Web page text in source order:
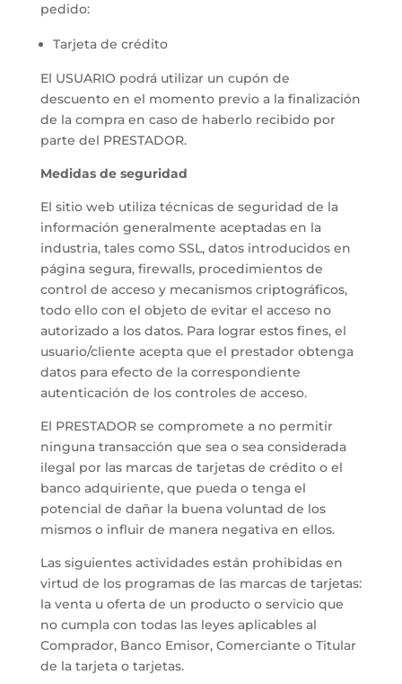
pedido:
Tarjeta de crédito
El USUARIO podrá utilizar un cupón de
descuento en el momento previo a la finalización
de la compra en caso de haberlo recibido por
parte del PRESTADOR.
Medidas de seguridad
El sitio web utiliza técnicas de seguridad de la
información generalmente aceptadas en la
industria, tales como SSL, datos introducidos en
página segura, firewalls, procedimientos de
control de acceso y mecanismos criptográficos,
todo ello con el objeto de evitar el acceso no
autorizado a los datos. Para lograr estos fines, el
usuario/cliente acepta que el prestador obtenga
datos para efecto de la correspondiente
autenticación de los controles de acceso.
El PRESTADOR se compromete a no permitir
ninguna transacción que sea o sea considerada
ilegal por las marcas de tarjetas de crédito o el
banco adquiriente, que pueda o tenga el
potencial de dañar la buena voluntad de los
mismos o influir de manera negativa en ellos.
Las siguientes actividades están prohibidas en
virtud de los programas de las marcas de tarjetas:
la venta u oferta de un producto o servicio que
no cumpla con todas las leyes aplicables al
Comprador, Banco Emisor, Comerciante o Titular
de la tarjeta o tarjetas.